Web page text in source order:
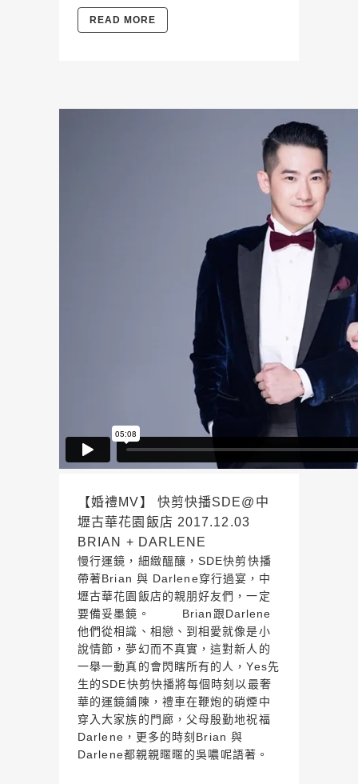
READ MORE
【婚禮MV】 快剪快播SDE@中
壢古華花園飯店 2017.12.03
BRIAN + DARLENE
慢行運鏡，細緻醞釀，SDE快剪快播
帶著Brian 與 Darlene穿行過宴，中
壢古華花園飯店的親朋好友們，一定
要備妥墨鏡。 Brian跟Darlene
他們從相識、相戀、到相愛就像是小
說情節，夢幻而不真實，這對新人的
一舉一動真的會閃瞎所有的人，Yes先
生的SDE快剪快播將每個時刻以最奢
華的運鏡鋪陳，禮車在鞭炮的硝煙中
穿入大家族的門廊，父母殷勤地祝福
Darlene，更多的時刻Brian 與
Darlene都親親暱暱的吳噥呢語著。